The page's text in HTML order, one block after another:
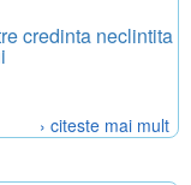
credinta neclintita
› citeste mai mult